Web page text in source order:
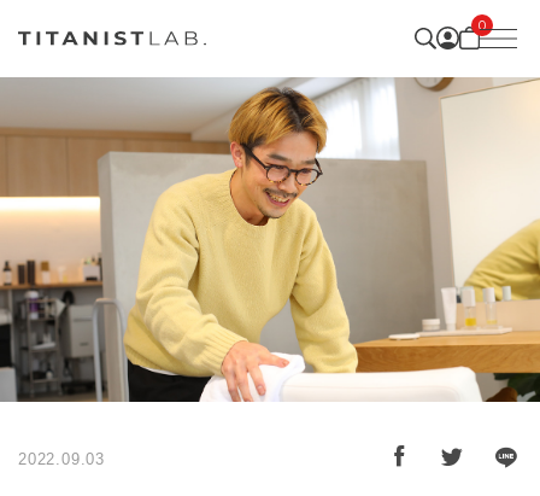
0
2022.09.03